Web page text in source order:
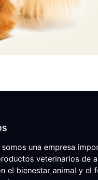
somos una empresa
veterinarios de
el bienestar animal y el